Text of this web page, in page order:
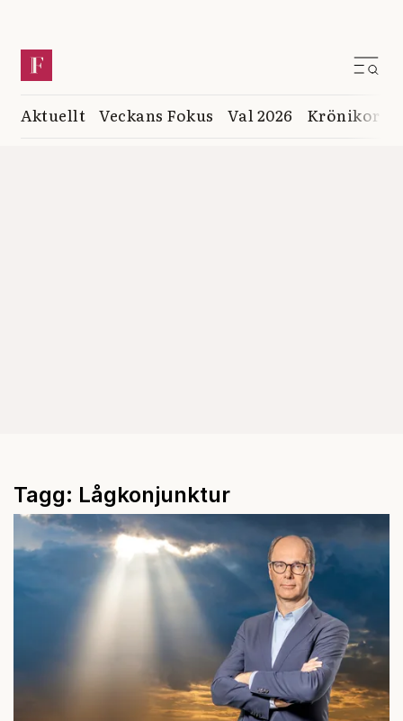
Aktuellt Veckans Fokus Val 2026 Krönikor
Tagg: Lågkonjunktur